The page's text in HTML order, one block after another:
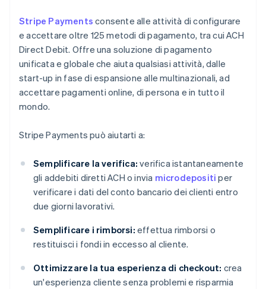
Stripe Payments consente alle attività di configurare
e accettare oltre 125 metodi di pagamento, tra cui ACH
Direct Debit. Offre una soluzione di pagamento
unificata e globale che aiuta qualsiasi attività, dalle
start-up in fase di espansione alle multinazionali, ad
accettare pagamenti online, di persona e in tutto il
mondo.
Stripe Payments può aiutarti a:
Semplificare la verifica: verifica istantaneamente
gli addebiti diretti ACH o invia microdepositi per
verificare i dati del conto bancario dei clienti entro
due giorni lavorativi.
Semplificare i rimborsi: effettua rimborsi o
restituisci i fondi in eccesso al cliente.
Ottimizzare la tua esperienza di checkout: crea
un'esperienza cliente senza problemi e risparmia